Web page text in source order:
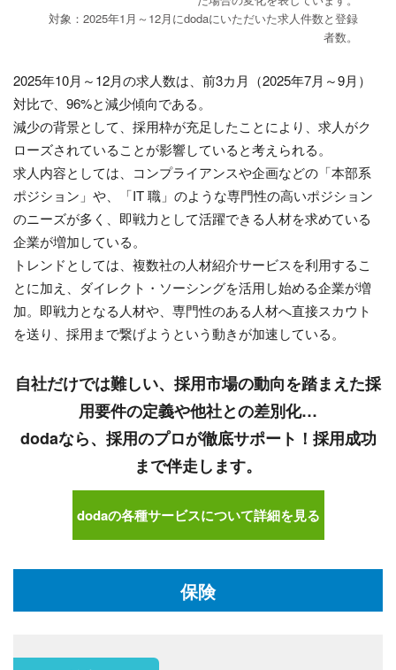
対象：2025年1月～12月にdodaにいただいた求人件数と登録
者数。
2025年10月～12月の求人数は、前3カ月（2025年7月～9月）
対比で、96%と減少傾向である。
減少の背景として、採用枠が充足したことにより、求人がク
ローズされていることが影響していると考えられる。
求人内容としては、コンプライアンスや企画などの「本部系
ポジション」や、「IT 職」のような専門性の高いポジション
のニーズが多く、即戦力として活躍できる人材を求めている
企業が増加している。
トレンドとしては、複数社の人材紹介サービスを利用するこ
とに加え、ダイレクト・ソーシングを活用し始める企業が増
加。即戦力となる人材や、専門性のある人材へ直接スカウト
を送り、採用まで繋げようという動きが加速している。
自社だけでは難しい、採用市場の動向を踏まえた採
用要件の定義や他社との差別化…
dodaなら、採用のプロが徹底サポート！採用成功
まで伴走します。
dodaの各種サービスについて詳細を見る
保険